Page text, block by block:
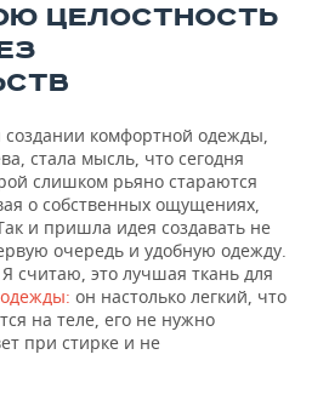
ЦЕЛОСТНОСТЬ
комфортной одежды,
стала мысль, что сегодня
слишком рьяно стараются
о собственных ощущениях,
и пришла идея создавать не
очередь и удобную одежду.
считаю, это лучшая ткань для
одежды: он настолько легкий, что
на теле, его не нужно
при стирке и не